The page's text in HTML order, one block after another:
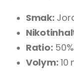
Smak:
Ratio:
Volym: 10